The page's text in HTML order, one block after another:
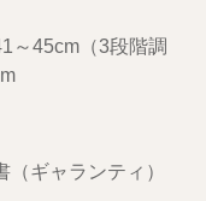
～45cm（3段階調
ギャランティ）